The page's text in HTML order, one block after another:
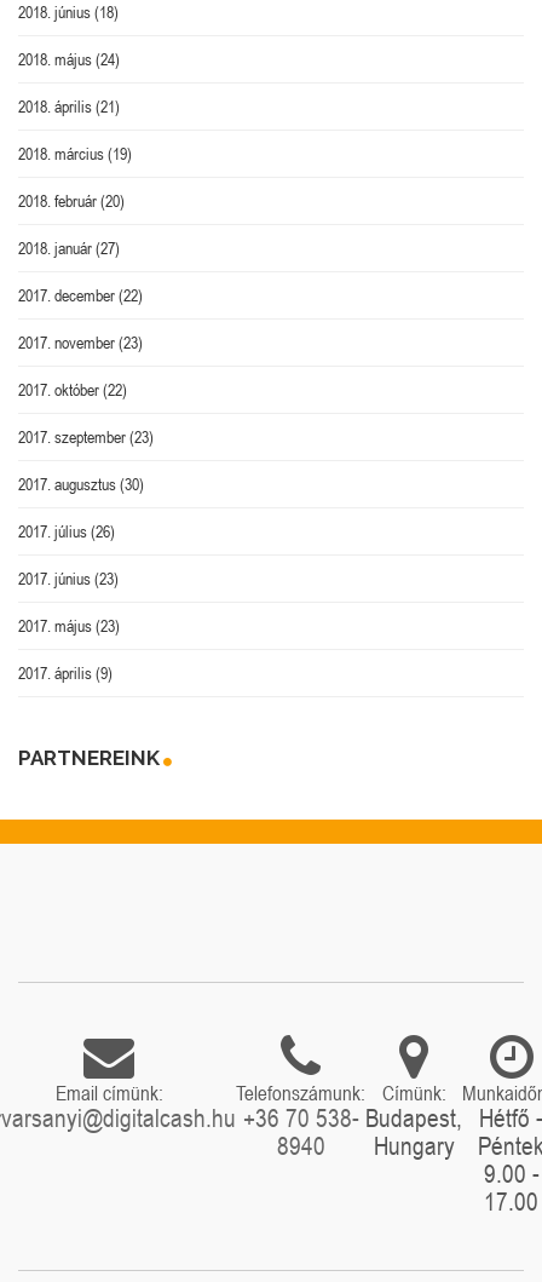
2018. június(18)
2018. május(24)
2018. április(21)
2018. március(19)
2018. február(20)
2018. január(27)
2017. december(22)
2017. november(23)
2017. október(22)
2017. szeptember(23)
2017. augusztus(30)
2017. július(26)
2017. június(23)
2017. május(23)
2017. április(9)
PARTNEREINK
Email címünk: Telefonszámunk:
+36 70 538-
8940
Címünk:
Budapest,
Hungary
Hétfő -
9.00 -
17.00